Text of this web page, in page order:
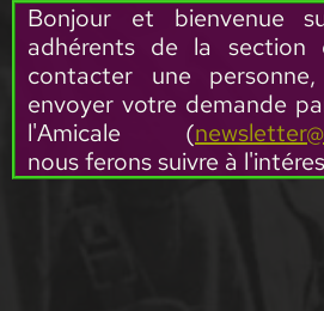
Bonjour et bienvenue
adhérents de la section
contacter une
envoyer votre demande
l'Amicale (
nous ferons suivre à